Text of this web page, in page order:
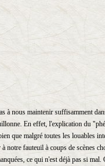
à nous maintenir suffisamment
En effet, l'explication du
que malgré toutes les louables
notre fauteuil à coups de scènes
ce qui n'est déjà pas si